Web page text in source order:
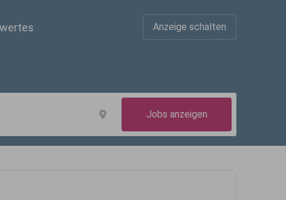
Anzeige schalten
Jobs anzeigen